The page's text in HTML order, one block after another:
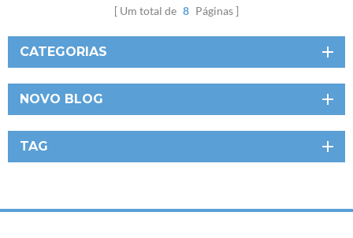
Um total de 8 Páginas
CATEGORIAS
NOVO BLOG
TAG